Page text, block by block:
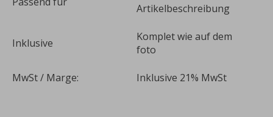
Artikelbeschreibung
Inklusive
Komplet wie auf dem
foto
MwSt / Marge: Inklusive 21% MwSt